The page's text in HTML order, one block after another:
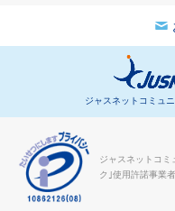
ジャスネットコミュ
ジャスネットコミ
ク｣使用許諾事業